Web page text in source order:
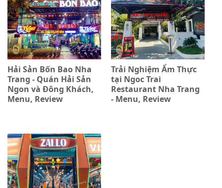
Hải Sản Bốn Bao Nha
Trang - Quán Hải Sản
Ngon và Đông Khách,
Menu, Review
Trải Nghiệm Ẩm Thực
tại Ngoc Trai
Restaurant Nha Trang
- Menu, Review